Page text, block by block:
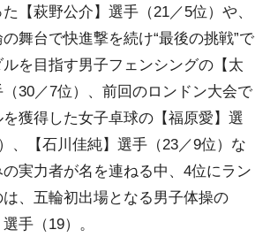
【萩野公介】選手（21／5位）や、
舞台で快進撃を続け“最後の挑戦”で
を目指す男子フェンシングの【太
30／7位）、前回のロンドン大会で
獲得した女子卓球の【福原愛】選
、【石川佳純】選手（23／9位）な
実力者が名を連ねる中、4位にラン
は、五輪初出場となる男子体操の
手（19）。